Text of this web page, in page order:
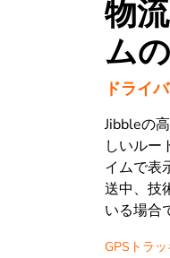
物
ム
ドライ
Jibbleの
しいルー
イムで表
送中、技
いる場合
GPSトラ